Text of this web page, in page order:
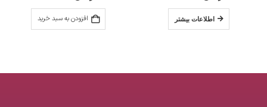
اطلاعات بیشتر افزودن به سبد خرید